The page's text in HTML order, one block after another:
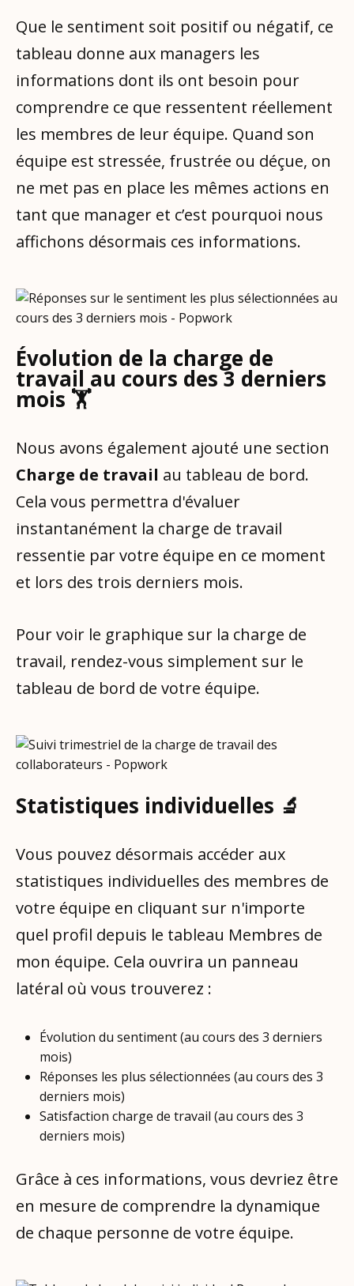
Que le sentiment soit positif ou négatif, ce
tableau donne aux managers les
informations dont ils ont besoin pour
comprendre ce que ressentent réellement
les membres de leur équipe. Quand son
équipe est stressée, frustrée ou déçue, on
ne met pas en place les mêmes actions en
tant que manager et c’est pourquoi nous
affichons désormais ces informations.
Évolution de la charge de
travail au cours des 3 derniers
mois 🏋️
Nous avons également ajouté une section
Charge de travail au tableau de bord.
Cela vous permettra d'évaluer
instantanément la charge de travail
ressentie par votre équipe en ce moment
et lors des trois derniers mois.
Pour voir le graphique sur la charge de
travail, rendez-vous simplement sur le
tableau de bord de votre équipe.
Statistiques individuelles 🔬
Vous pouvez désormais accéder aux
statistiques individuelles des membres de
votre équipe en cliquant sur n'importe
quel profil depuis le tableau Membres de
mon équipe. Cela ouvrira un panneau
latéral où vous trouverez :
Évolution du sentiment (au cours des 3 derniers
mois)
Réponses les plus sélectionnées (au cours des 3
derniers mois)
Satisfaction charge de travail (au cours des 3
derniers mois)
Grâce à ces informations, vous devriez être
en mesure de comprendre la dynamique
de chaque personne de votre équipe.